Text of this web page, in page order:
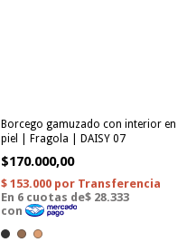
Borcego gamuzado con interior en
piel | Fragola | DAISY 07
$170.000,00